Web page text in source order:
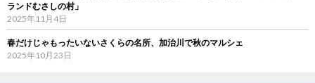
ランドむさしの村」
2025年11月4日
春だけじゃもったいないさくらの名所、加治川で秋のマルシェ
2025年10月23日